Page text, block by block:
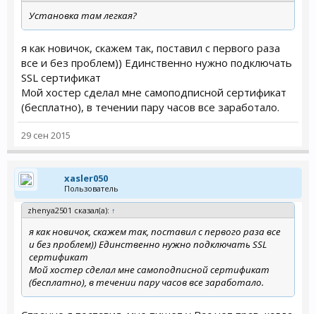
Установка там легкая?
я как новичок, скажем так, поставил с первого раза
все и без проблем)) Единственно нужно подключать
SSL сертификат
Мой хостер сделал мне самоподписной сертификат
(бесплатно), в течении пару часов все заработало.
29 сен 2015
xasler050
Пользователь
zhenya2501 сказал(а): ↑
я как новичок, скажем так, поставил с первого раза все
и без проблем)) Единственно нужно подключать SSL
сертификат
Мой хостер сделал мне самоподписной сертификат
(бесплатно), в течении пару часов все заработало.